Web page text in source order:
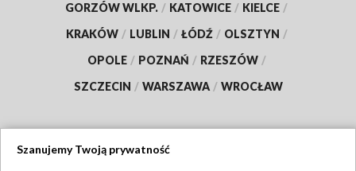
GORZÓW WLKP. / KATOWICE / KIELCE /
KRAKÓW / LUBLIN / ŁÓDŹ / OLSZTYN /
OPOLE / POZNAŃ / RZESZÓW /
SZCZECIN / WARSZAWA / WROCŁAW
Szanujemy Twoją prywatność